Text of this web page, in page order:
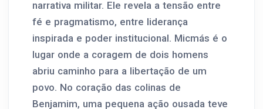
narrativa militar. Ele revela a tensão entre
fé e pragmatismo, entre liderança
inspirada e poder institucional. Micmás é o
lugar onde a coragem de dois homens
abriu caminho para a libertação de um
povo. No coração das colinas de
Benjamim, uma pequena ação ousada teve